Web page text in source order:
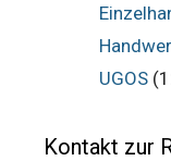
UGOS
Kontakt zur